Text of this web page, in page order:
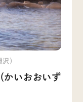
）
かいおおいず